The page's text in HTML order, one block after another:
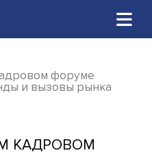
кадровом форуме
и вызовы рынка